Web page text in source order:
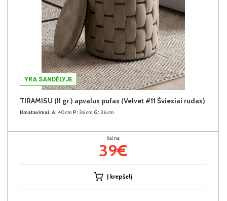
YRA SANDĖLYJE
TIRAMISU (II gr.) apvalus pufas (Velvet #11 Šviesiai rudas)
Išmatavimai: A: 40cm P: 36cm G: 36cm
Kaina:
39€
Į krepšelį